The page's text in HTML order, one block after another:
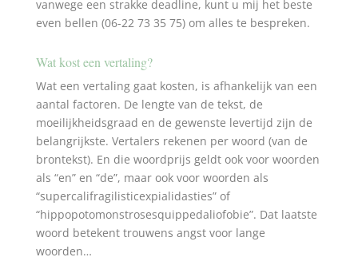
vanwege een strakke deadline, kunt u mij het beste
even bellen (06-22 73 35 75) om alles te bespreken.
Wat kost een vertaling?
Wat een vertaling gaat kosten, is afhankelijk van een
aantal factoren. De lengte van de tekst, de
moeilijkheidsgraad en de gewenste levertijd zijn de
belangrijkste. Vertalers rekenen per woord (van de
brontekst). En die woordprijs geldt ook voor woorden
als “en” en “de”, maar ook voor woorden als
“supercalifragilisticexpialidasties” of
“hippopotomonstrosesquippedaliofobie”. Dat laatste
woord betekent trouwens angst voor lange
woorden…